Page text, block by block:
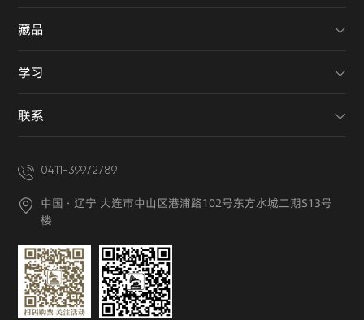
0411-39972789
中国 · 辽宁 大连市中山区港浦路102号东方水城二期S13号
楼
藏品
学习
联系